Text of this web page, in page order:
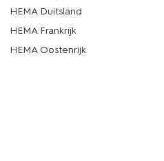
HEMA Duitsland
HEMA Frankrijk
HEMA Oostenrijk